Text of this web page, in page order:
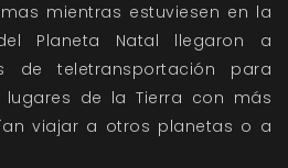
mientras estuviesen en la
Planeta Natal llegaron a
de teletransportación para
de la Tierra con más
viajar a otros planetas o a